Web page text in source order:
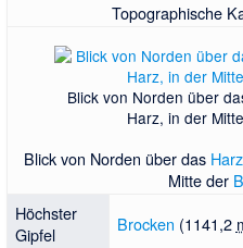
Topographische
Blick von Norden über
Harz, in der
Blick von Norden über das
Mitte der
Höchster
Gipfel
Brocken (1141,2